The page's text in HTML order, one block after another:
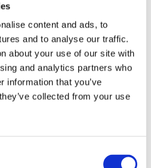
content and ads, to
and to analyse our traffic.
about your use of our site with
and analytics partners who
information that you’ve
collected from your use
181 m² - Unhošť